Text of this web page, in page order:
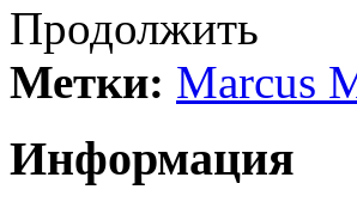
Продолжить
Метки: Marcus
Информация